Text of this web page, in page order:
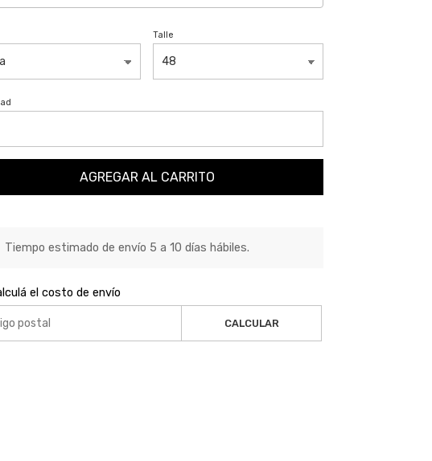
Talle
AGREGAR AL CARRITO
Tiempo estimado de envío 5 a 10 días hábiles.
el costo de envío
CALCULAR